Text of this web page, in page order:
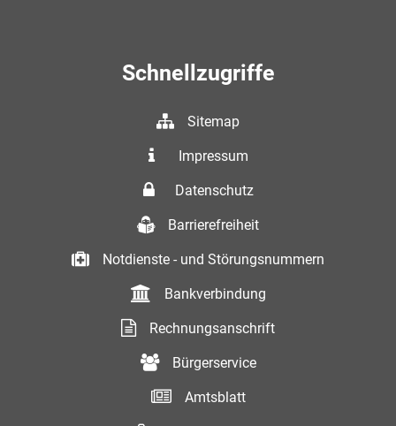
Schnellzugriffe
Sitemap
Impressum
Datenschutz
Barrierefreiheit
Notdienste - und Störungsnummern
Bankverbindung
Rechnungsanschrift
Bürgerservice
Amtsblatt